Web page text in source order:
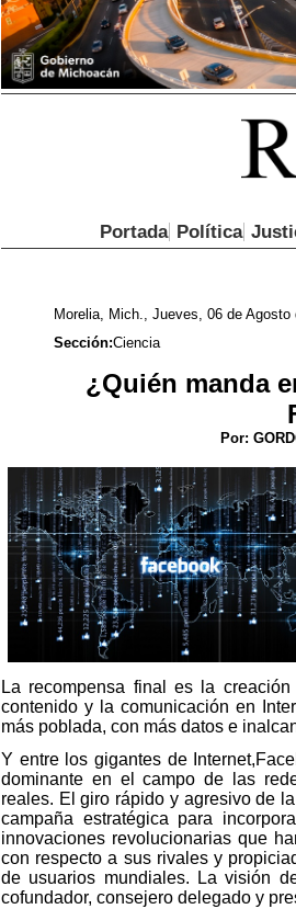
Portada Política
Morelia, Mich., Jueves, 06 de Agosto
Sección:Ciencia
¿Quién manda
Por:
La recompensa final es la
contenido y la comunicación en
más poblada, con más datos e
Y entre los gigantes de
dominante en el campo de las
reales. El giro rápido y agresivo de
campaña estratégica para
innovaciones revolucionarias que
con respecto a sus rivales y
de usuarios mundiales. La visión
cofundador, consejero delegado y